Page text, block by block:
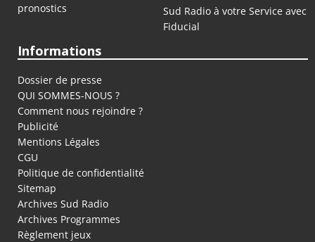
pronostics
Sud Radio à votre Service avec
Fiducial
Informations
Dossier de presse
QUI SOMMES-NOUS ?
Comment nous rejoindre ?
Publicité
Mentions Légales
CGU
Politique de confidentialité
Sitemap
Archives Sud Radio
Archives Programmes
Règlement jeux